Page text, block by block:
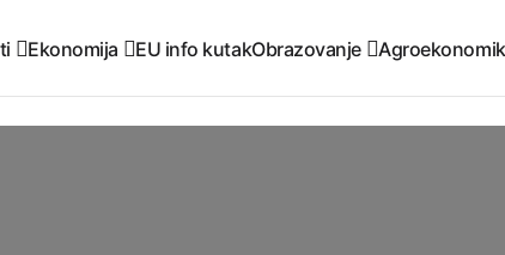
Ekonomija EU info kutakObrazovanje